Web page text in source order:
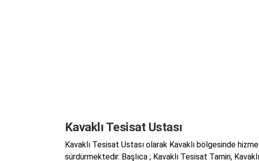
Kavaklı Tesisat Ustası
Kavaklı Tesisat Ustası olarak Kavaklı bölgesinde
sürdürmektedir. Başlıca ; Kavaklı Tesisat Tamiri,